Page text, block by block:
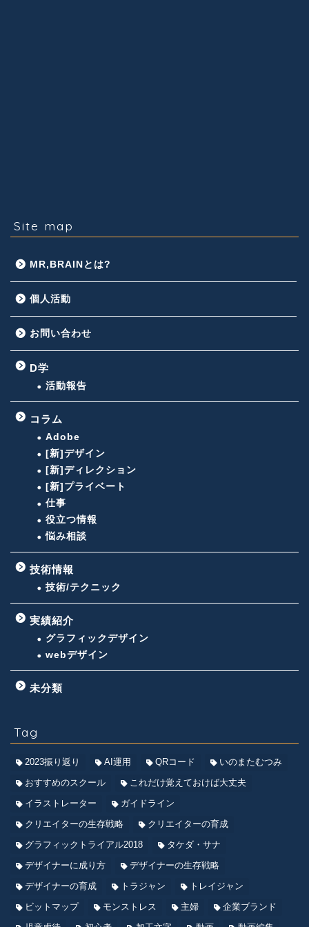
Site map
MR,BRAINとは?
個人活動
お問い合わせ
D学
活動報告
コラム
Adobe
[新]デザイン
[新]ディレクション
[新]プライベート
仕事
役立つ情報
悩み相談
技術情報
技術/テクニック
実績紹介
グラフィックデザイン
webデザイン
未分類
Tag
2023振り返り AI運用 QRコード
いのまたむつみ
おすすめのスクール
これだけ覚えておけば大丈夫
イラストレーター
ガイドライン
クリエイターの生存戦略
クリエイターの育成
グラフィックトライアル2018
タケダ・サナ
デザイナーに成り方
デザイナーの生存戦略
デザイナーの育成
トラジャン
トレイジャン
ビットマップ
モンストレス 主婦
企業ブランド